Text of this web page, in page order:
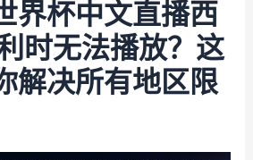
界杯中文直播西
时无法播放？这
解决所有地区限